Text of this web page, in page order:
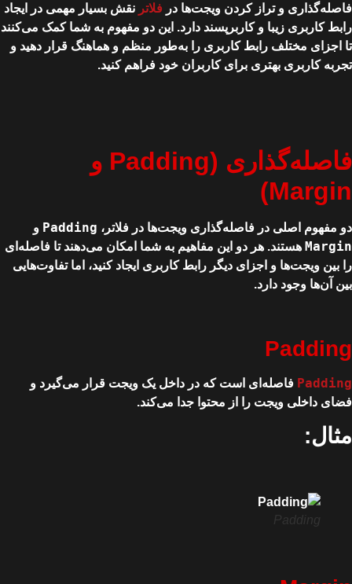
فاصله‌گذاری و تراز کردن ویجت‌ها در فلاتر نقش بسیار مهمی در ایجاد
رابط کاربری زیبا و کاربرپسند دارد. این دو مفهوم به شما کمک می‌کنند
تا اجزای مختلف رابط کاربری را به‌طور منظم و هماهنگ قرار دهید و
تجربه کاربری بهتری برای کاربران خود فراهم کنید.
فاصله‌گذاری (Padding و
Margin)
دو مفهوم اصلی در فاصله‌گذاری ویجت‌ها در فلاتر، Padding و
Margin هستند. هر دو این مفاهیم به شما امکان می‌دهند تا فاصله‌ای
را بین ویجت‌ها و اجزای دیگر رابط کاربری ایجاد کنید، اما تفاوت‌هایی
بین آن‌ها وجود دارد.
Padding
Padding فاصله‌ای است که در داخل یک ویجت قرار می‌گیرد و
فضای داخلی ویجت را از محتوا جدا می‌کند.
مثال:
Padding